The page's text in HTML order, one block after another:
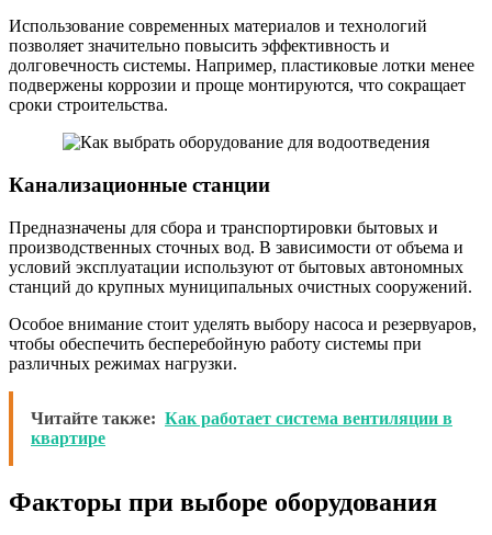
Использование современных материалов и технологий
позволяет значительно повысить эффективность и
долговечность системы. Например, пластиковые лотки менее
подвержены коррозии и проще монтируются, что сокращает
сроки строительства.
Канализационные станции
Предназначены для сбора и транспортировки бытовых и
производственных сточных вод. В зависимости от объема и
условий эксплуатации используют от бытовых автономных
станций до крупных муниципальных очистных сооружений.
Особое внимание стоит уделять выбору насоса и резервуаров,
чтобы обеспечить бесперебойную работу системы при
различных режимах нагрузки.
Читайте также: Как работает система вентиляции в
квартире
Факторы при выборе оборудования